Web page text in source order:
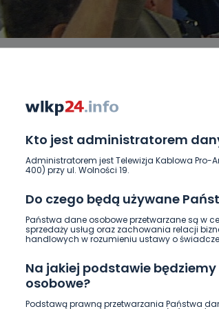
Kto jest administratorem
Administratorem jest Telewizja Kablowa Pro-
400) przy ul. Wolności 19.
Do czego będą używane
Państwa dane osobowe przetwarzane są w
sprzedaży usług oraz zachowania relacji
handlowych w rozumieniu ustawy o
Na jakiej podstawie
osobowe?
Podstawą prawną przetwarzania Państwa
CIEKAWOSTKI EDUKACJA GOSPODARKA
RELIGIA SAMORZĄD ŚRODOWISKO